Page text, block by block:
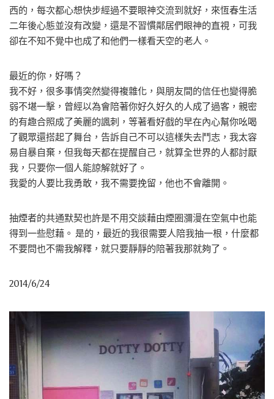
西的，每次都心想快步經過不要眼神交流到就好，來恆春生活
二年後心態並沒有改變，還是不習慣鄰居們眼神的直視，可我
卻在不知不覺中也成了和他們一樣看天空的老人。
最近的你，好嗎？
我不好，很多事情突然變得複雜化，與朋友間的信任也變得脆
弱不堪一擊，曾經以為會陪著你好久好久的人成了過客，親密
的有趣合照成了美麗的諷刺，等著看好戲的早在內心幫你吆喝
了觀眾還搭起了舞台，告訴自己不可以這樣失去鬥志，我太容
易自暴自棄，但我每天都在提醒自己，就算全世界的人都討厭
我，只要你一個人能諒解就好了。
我愛的人要比我勇敢，我不需要挽留，他也不會離開。
抽煙者的共通默契也許是不用交談藉由煙圈瀰漫在空氣中也能
得到一些慰藉。 是的，最近的我很需要人陪我抽一根，什麼都
不要問也不需我解釋，就只要靜靜的陪著我那就夠了。
2014/6/24